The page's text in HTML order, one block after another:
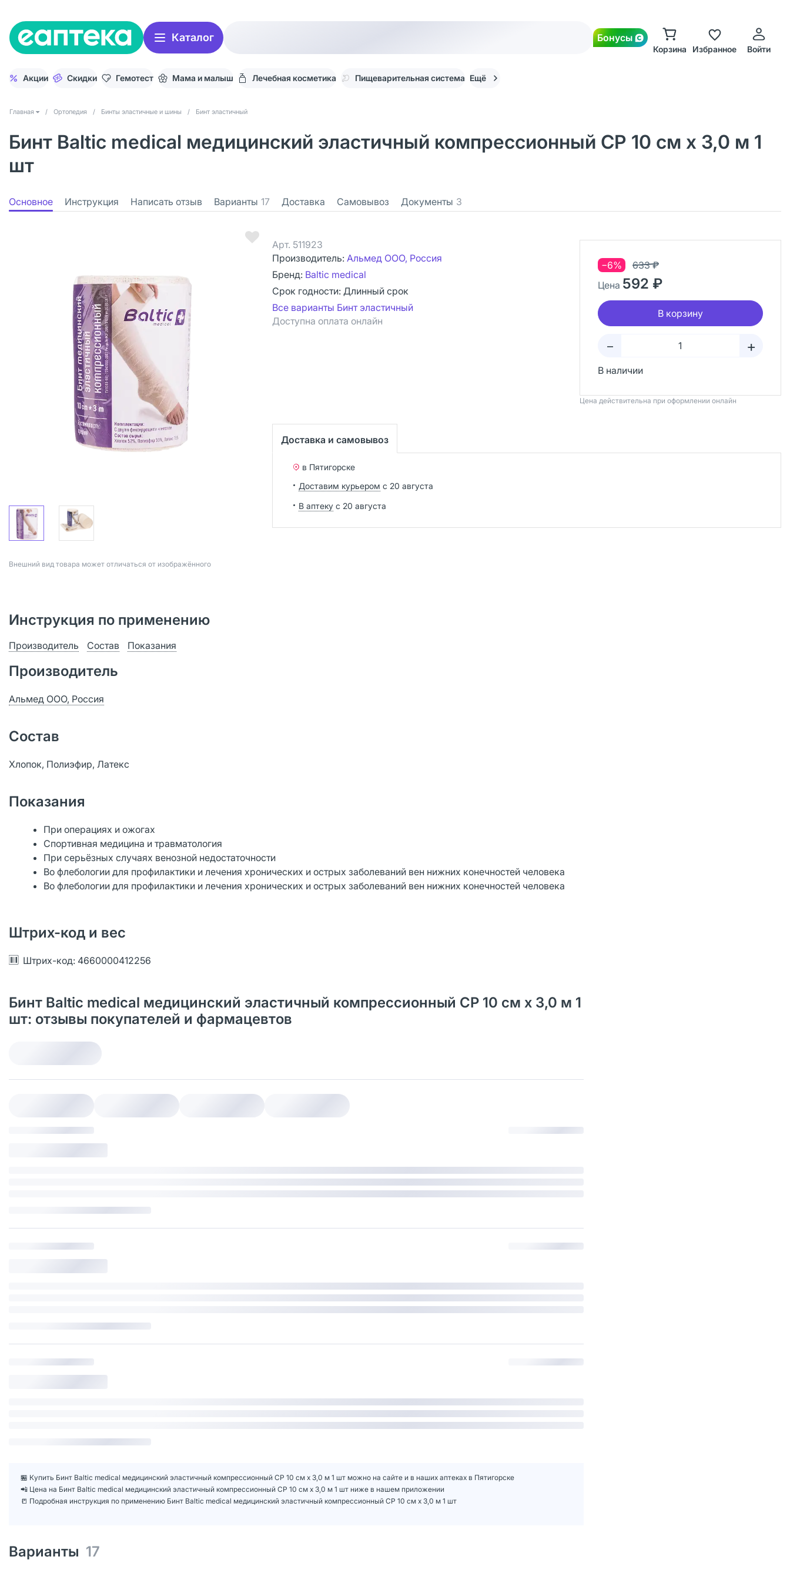
Каталог Бонусы
Корзина Избранное Войти
Акции Скидки Гемотест Мама и малыш Лечебная косметика Пищеварительная система Ещё
Главная / Ортопедия / Бинты эластичные и шины / Бинт эластичный
Бинт Baltic medical медицинский эластичный компрессионный СР 10 см х 3,0 м 1
шт
Основное Инструкция Написать отзыв Варианты 17 Доставка Самовывоз Документы 3
Bнешний вид товара может отличаться от изображённого
Арт. 511923
Производитель: Альмед ООО, Россия
Бренд: Baltic medical
Срок годности: Длинный срок
Все варианты Бинт эластичный
Доступна оплата онлайн
−6%
633 ₽
Цена 592 ₽
В корзину
– +
В наличии
Цена действительна при оформлении онлайн
Доставка и самовывоз
в Пятигорске
Доставим курьером с 20 августа
В аптеку с 20 августа
Инструкция по применению
Производитель Состав Показания
Производитель
Альмед ООО, Россия
Состав
Хлопок, Полиэфир, Латекс
Показания
При операциях и ожогах
Спортивная медицина и травматология
При серьёзных случаях венозной недостаточности
Во флебологии для профилактики и лечения хронических и острых заболеваний вен нижних конечностей человека
Во флебологии для профилактики и лечения хронических и острых заболеваний вен нижних конечностей человека
Штрих-код и вес
Штрих-код: 4660000412256
Бинт Baltic medical медицинский эластичный компрессионный СР 10 см х 3,0 м 1
шт: отзывы покупателей и фармацевтов
🏪 Купить Бинт Baltic medical медицинский эластичный компрессионный СР 10 см х 3,0 м 1 шт можно на сайте и в наших аптеках в Пятигорске
📲 Цена на Бинт Baltic medical медицинский эластичный компрессионный СР 10 см х 3,0 м 1 шт ниже в нашем приложении
📒 Подробная инструкция по применению Бинт Baltic medical медицинский эластичный компрессионный СР 10 см х 3,0 м 1 шт
Варианты 17